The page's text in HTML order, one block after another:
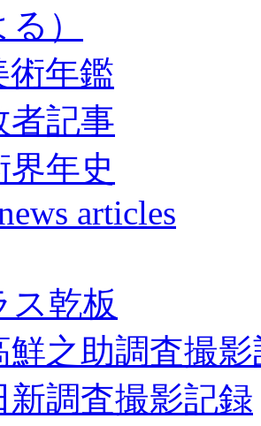
）
術年鑑
者記事
界年史
articles
ス乾板
鮮之助調査撮
新調査撮影記録